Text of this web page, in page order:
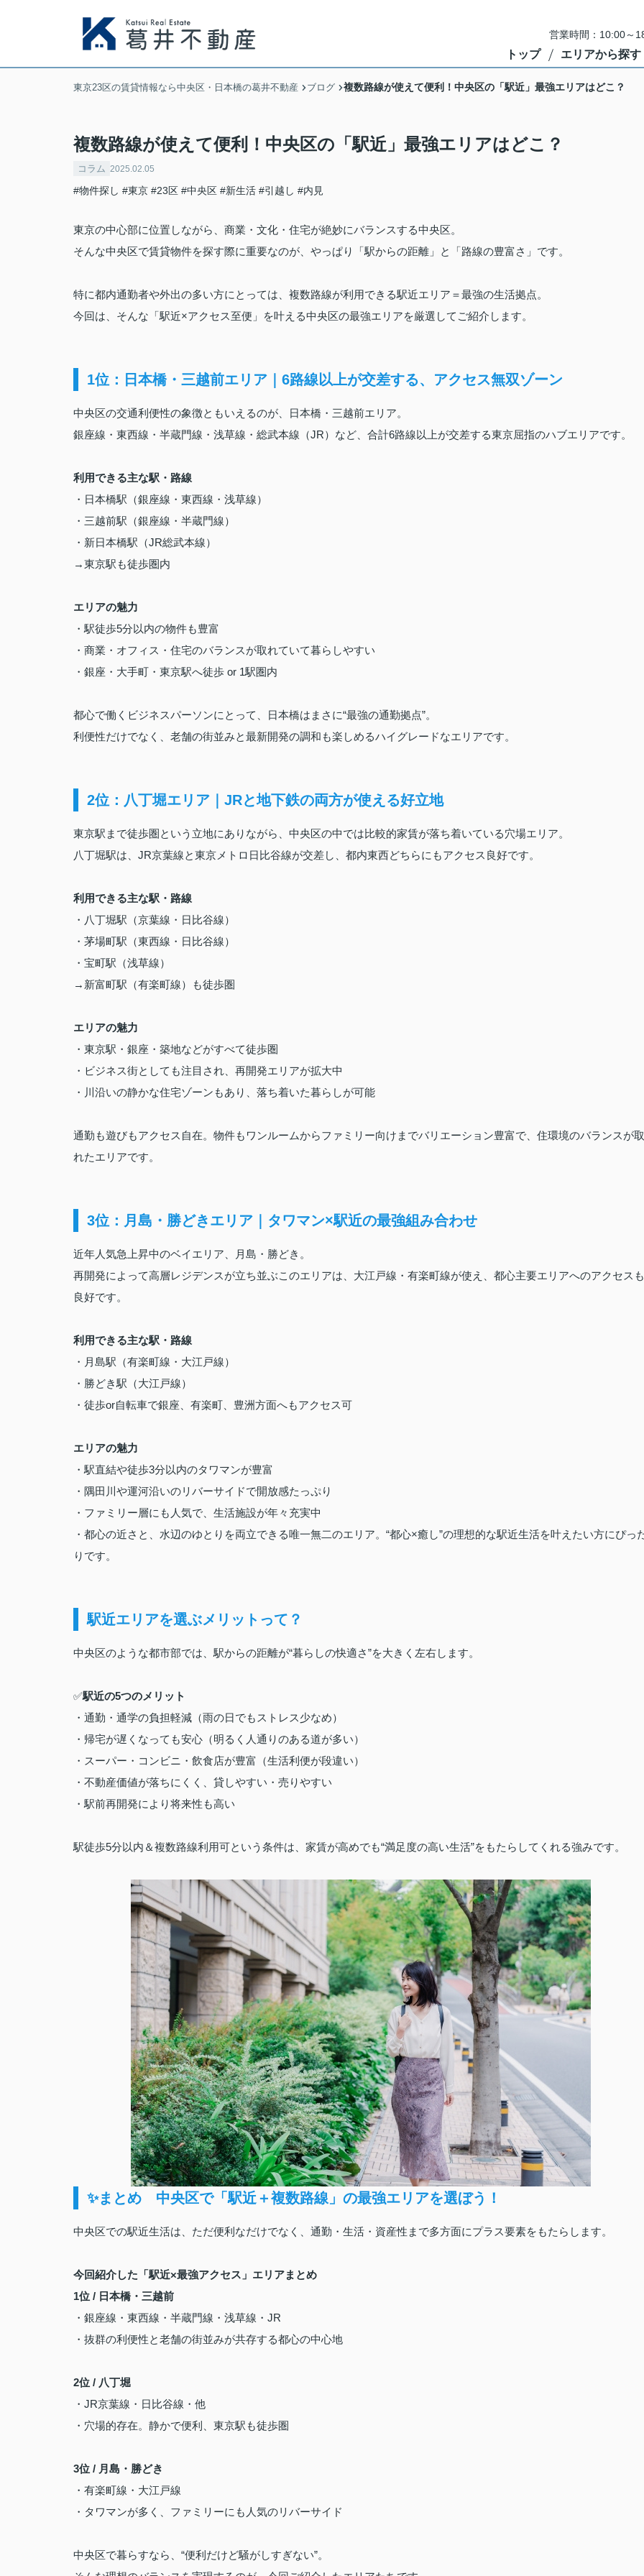
営業時間：10:00～
トップ エリアから探す
東京23区の賃貸情報なら中央区・日本橋の葛井不動産 ブログ 複数路線が使えて便利！中央区の「駅近」最強エリアはどこ？
複数路線が使えて便利！中央区の「駅近」最強エリアはどこ？
コラム 2025.02.05
#物件探し #東京 #23区 #中央区 #新生活 #引越し #内見
東京の中心部に位置しながら、商業・文化・住宅が絶妙にバランスする中央区。
そんな中央区で賃貸物件を探す際に重要なのが、やっぱり「駅からの距離」と「路線の豊富さ」です。
特に都内通勤者や外出の多い方にとっては、複数路線が利用できる駅近エリア＝最強の生活拠点。
今回は、そんな「駅近×アクセス至便」を叶える中央区の最強エリアを厳選してご紹介します。
1位：日本橋・三越前エリア｜6路線以上が交差する、アクセス無双ゾーン
中央区の交通利便性の象徴ともいえるのが、日本橋・三越前エリア。
銀座線・東西線・半蔵門線・浅草線・総武本線（JR）など、合計6路線以上が交差する東京屈指のハブエリアです。
利用できる主な駅・路線
・日本橋駅（銀座線・東西線・浅草線）
・三越前駅（銀座線・半蔵門線）
・新日本橋駅（JR総武本線）
→東京駅も徒歩圏内
エリアの魅力
・駅徒歩5分以内の物件も豊富
・商業・オフィス・住宅のバランスが取れていて暮らしやすい
・銀座・大手町・東京駅へ徒歩 or 1駅圏内
都心で働くビジネスパーソンにとって、日本橋はまさに“最強の通勤拠点”。
利便性だけでなく、老舗の街並みと最新開発の調和も楽しめるハイグレードなエリアです。
2位：八丁堀エリア｜JRと地下鉄の両方が使える好立地
東京駅まで徒歩圏という立地にありながら、中央区の中では比較的家賃が落ち着いている穴場エリア。
八丁堀駅は、JR京葉線と東京メトロ日比谷線が交差し、都内東西どちらにもアクセス良好です。
利用できる主な駅・路線
・八丁堀駅（京葉線・日比谷線）
・茅場町駅（東西線・日比谷線）
・宝町駅（浅草線）
→新富町駅（有楽町線）も徒歩圏
エリアの魅力
・東京駅・銀座・築地などがすべて徒歩圏
・ビジネス街としても注目され、再開発エリアが拡大中
・川沿いの静かな住宅ゾーンもあり、落ち着いた暮らしが可能
通勤も遊びもアクセス自在。物件もワンルームからファミリー向けまでバリエーション豊富で、住環境のバランスが取
れたエリアです。
3位：月島・勝どきエリア｜タワマン×駅近の最強組み合わせ
近年人気急上昇中のベイエリア、月島・勝どき。
再開発によって高層レジデンスが立ち並ぶこのエリアは、大江戸線・有楽町線が使え、都心主要エリアへのアクセスも
良好です。
利用できる主な駅・路線
・月島駅（有楽町線・大江戸線）
・勝どき駅（大江戸線）
・徒歩or自転車で銀座、有楽町、豊洲方面へもアクセス可
エリアの魅力
・駅直結や徒歩3分以内のタワマンが豊富
・隅田川や運河沿いのリバーサイドで開放感たっぷり
・ファミリー層にも人気で、生活施設が年々充実中
・都心の近さと、水辺のゆとりを両立できる唯一無二のエリア。“都心×癒し”の理想的な駅近生活を叶えたい方にぴっ
りです。
駅近エリアを選ぶメリットって？
中央区のような都市部では、駅からの距離が“暮らしの快適さ”を大きく左右します。
✅駅近の5つのメリット
・通勤・通学の負担軽減（雨の日でもストレス少なめ）
・帰宅が遅くなっても安心（明るく人通りのある道が多い）
・スーパー・コンビニ・飲食店が豊富（生活利便が段違い）
・不動産価値が落ちにくく、貸しやすい・売りやすい
・駅前再開発により将来性も高い
駅徒歩5分以内＆複数路線利用可という条件は、家賃が高めでも“満足度の高い生活”をもたらしてくれる強みです。
✨まとめ 中央区で「駅近＋複数路線」の最強エリアを選ぼう！
中央区での駅近生活は、ただ便利なだけでなく、通勤・生活・資産性まで多方面にプラス要素をもたらします。
今回紹介した「駅近×最強アクセス」エリアまとめ
1位 / 日本橋・三越前
・銀座線・東西線・半蔵門線・浅草線・JR
・抜群の利便性と老舗の街並みが共存する都心の中心地
2位 / 八丁堀
・JR京葉線・日比谷線・他
・穴場的存在。静かで便利、東京駅も徒歩圏
3位 / 月島・勝どき
・有楽町線・大江戸線
・タワマンが多く、ファミリーにも人気のリバーサイド
中央区で暮らすなら、“便利だけど騒がしすぎない”。